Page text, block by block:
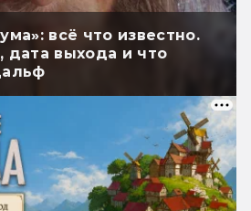
всё что известно.
дата выхода и что